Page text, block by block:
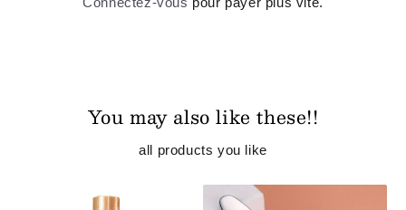
You may also like these!!
all products you like